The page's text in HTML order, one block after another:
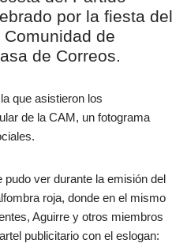
por la fiesta del
de
de Correos.
que asistieron los
de la CAM, un fotograma
pudo ver durante la emisión del
roja, donde en el mismo
Aguirre y otros miembros
publicitario con el eslogan: